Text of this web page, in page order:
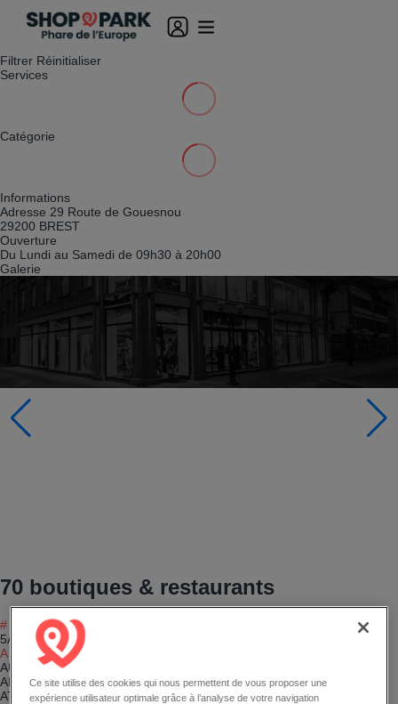
Filtrer Réinitialiser
Services
Catégorie
Informations
Adresse 29 Route de Gouesnou
29200 BREST
Ouverture
Du Lundi au Samedi de 09h30 à 20h00
Galerie
70 boutiques & restaurants
#
5ASEC
A
AU CAFE
ADOPT
ATOL LES OPTICIENS
Ce site utilise des cookies qui nous permettent de vous proposer une
expérience utilisateur optimale grâce à l’analyse de votre navigation